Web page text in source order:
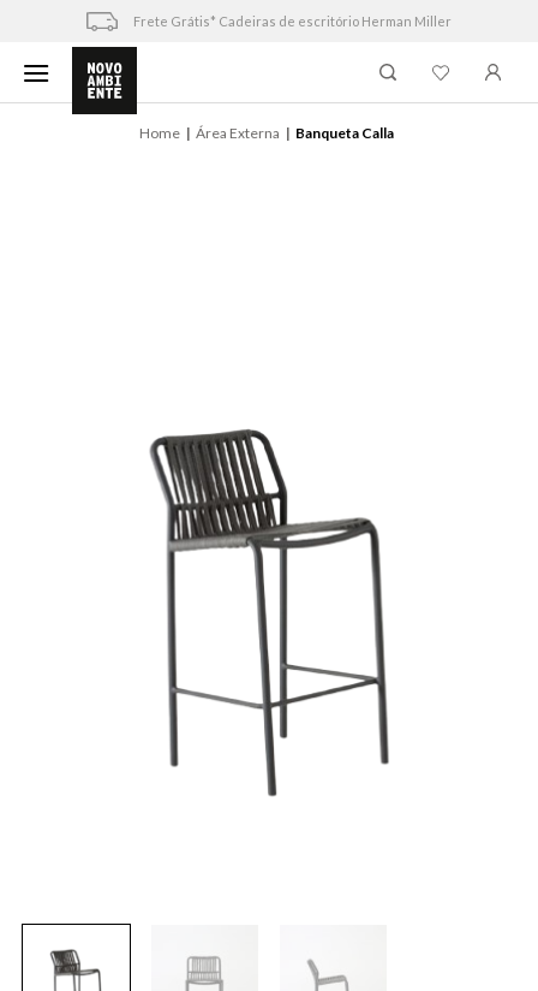
content
Frete Grátis* Cadeiras de escritório Herman Miller
Home Área Externa Banqueta Calla